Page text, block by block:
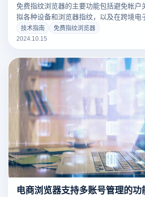
免费指纹浏览器的主要功能包括避免帐户
拟各种设备和浏览器指纹，以及在跨境电
销等场景下进行多账户管理。用户可以通
IP地址，在不同的平台上模拟多个虚拟身
和社交媒体运营商等需要频繁切换账户或
群体。
技术指南
免费指纹浏览器
2024.10.15
电商浏览器支持多账号管理的功